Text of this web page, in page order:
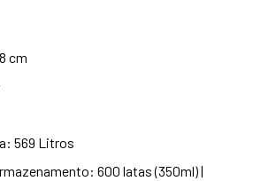
cm
569 Litros
600 latas (350ml) |